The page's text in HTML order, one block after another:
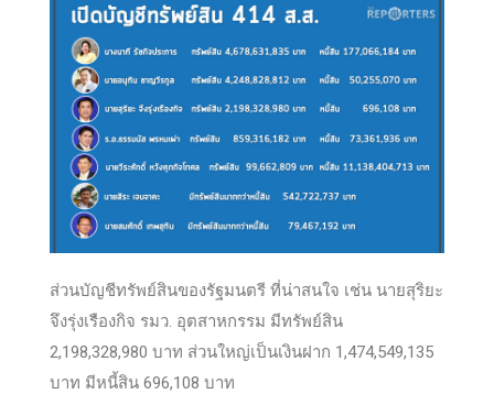
ส่วนบัญชีทรัพย์สินของรัฐมนตรี ที่น่าสนใจ เช่น นายสุริยะ
จึงรุ่งเรืองกิจ รมว. อุตสาหกรรม มีทรัพย์สิน
2,198,328,980 บาท ส่วนใหญ่เป็นเงินฝาก 1,474,549,135
บาท มีหนี้สิน 696,108 บาท